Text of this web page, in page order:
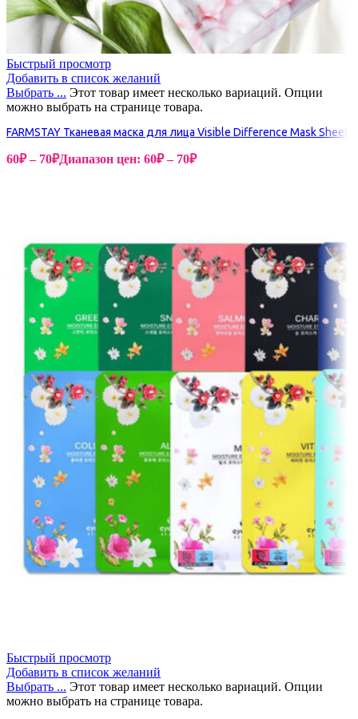
Быстрый просмотр
Добавить в список желаний
Выбрать ... Этот товар имеет несколько вариаций. Опции
можно выбрать на странице товара.
FARMSTAY Тканевая маска для лица Visible Difference Mask Sheet
60₽ – 70₽Диапазон цен: 60₽ – 70₽
Быстрый просмотр
Добавить в список желаний
Выбрать ... Этот товар имеет несколько вариаций. Опции
можно выбрать на странице товара.